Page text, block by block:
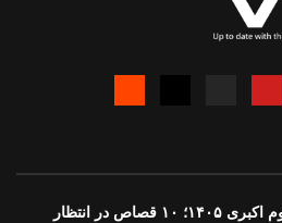
حکم کلثوم اکبری ۱۴۰۵؛ ۱۰ قصاص در انتظار